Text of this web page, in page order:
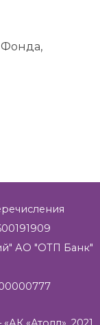
Фонда,
АО "ОТП Банк"